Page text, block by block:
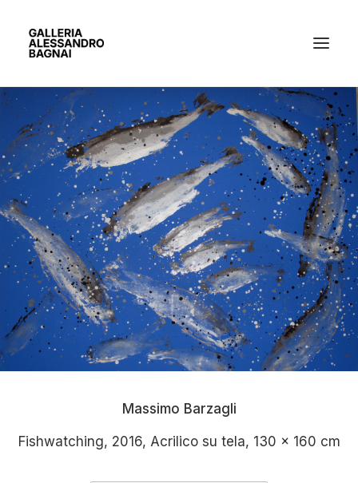
ARTISTI
MOSTRE
GALLERIA
BACHECA
CONTATTI
Massimo Barzagli
Fishwatching, 2016, Acrilico su tela, 130 x 160 cm